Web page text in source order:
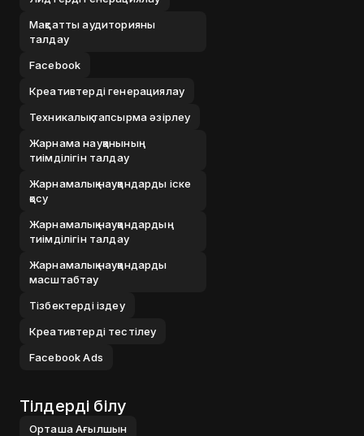
Мақсатты аудиторияны
талдау
Facebook
Креативтерді генерациялау
Техникалық тапсырма әзірлеу
Жарнама науқанының
тиімділігін талдау
Жарнамалық науқандарды іске
қосу
Жарнамалық науқандардың
тиімділігін талдау
Жарнамалық науқандарды
масштабтау
Тізбектерді іздеу
Креативтерді тестілеу
Facebook Ads
Тілдерді білу
ОрташаАғылшын